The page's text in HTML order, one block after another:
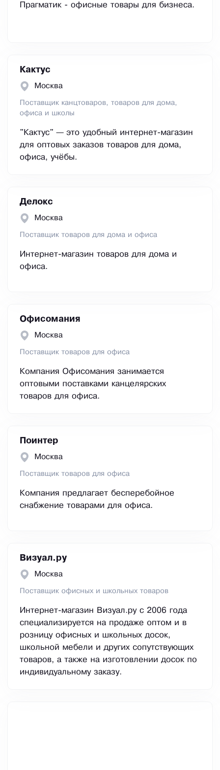
Прагматик - офисные товары для бизнеса.
Кактус
Москва
Поставщик канцтоваров, товаров для дома,
офиса и школы
"Кактус" — это удобный интернет-магазин
для оптовых заказов товаров для дома,
офиса, учёбы.
Делокс
Москва
Поставщик товаров для дома и офиса
Интернет-магазин товаров для дома и
офиса.
Офисомания
Москва
Поставщик товаров для офиса
Компания Офисомания занимается
оптовыми поставками канцелярских
товаров для офиса.
Поинтер
Москва
Поставщик товаров для офиса
Компания предлагает бесперебойное
снабжение товарами для офиса.
Визуал.ру
Москва
Поставщик офисных и школьных товаров
Интернет-магазин Визуал.ру с 2006 года
специализируется на продаже оптом и в
розницу офисных и школьных досок,
школьной мебели и других сопутствующих
товаров, а также на изготовлении досок по
индивидуальному заказу.